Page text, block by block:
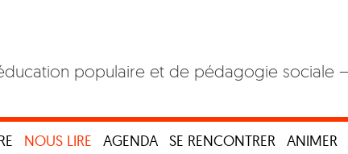
populaire et de pédagogie sociale
NOUS LIRE AGENDA SE RENCONTRER ANIMER